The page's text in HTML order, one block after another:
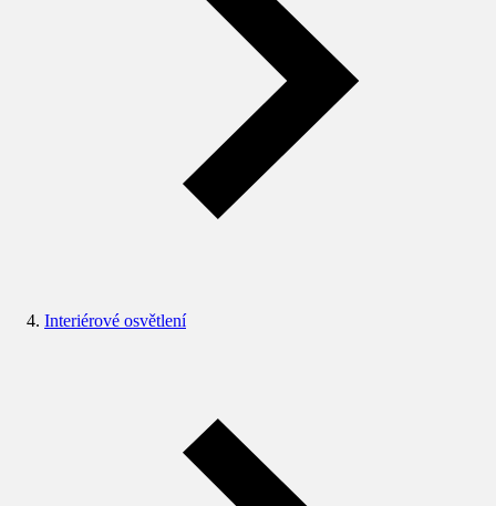
Interiérové osvětlení